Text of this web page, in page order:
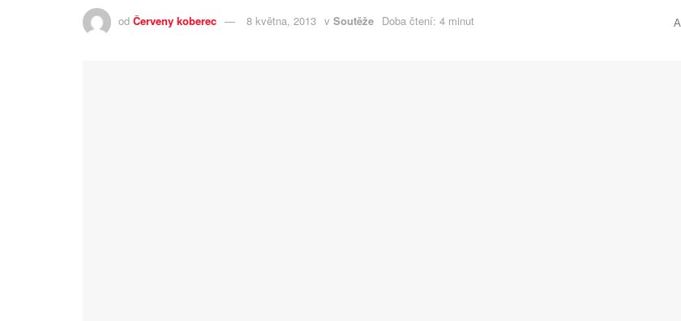
od Červeny koberec 8 května, 2013 v Soutěže Doba čtení: 4 minut A